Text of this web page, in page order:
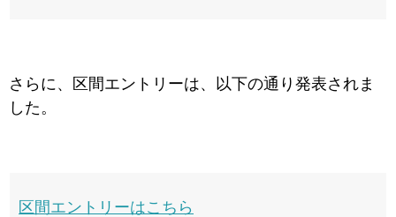
さらに、区間エントリーは、以下の通り発表されま
した。
区間エントリーはこちら